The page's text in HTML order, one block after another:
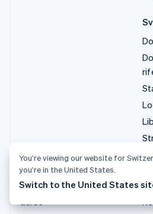
Risorse
You’re viewing our website for
you’re in the United States.
Switch to the United States